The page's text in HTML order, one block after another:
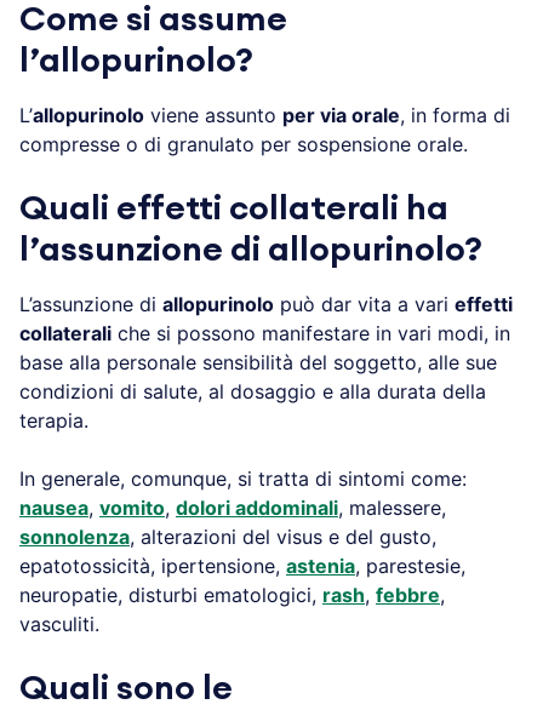
Come si assume
l’allopurinolo?
L’allopurinolo viene assunto per via orale, in forma di
compresse o di granulato per sospensione orale.
Quali effetti collaterali ha
l’assunzione di allopurinolo?
L’assunzione di allopurinolo può dar vita a vari effetti
collaterali che si possono manifestare in vari modi, in
base alla personale sensibilità del soggetto, alle sue
condizioni di salute, al dosaggio e alla durata della
terapia.
In generale, comunque, si tratta di sintomi come:
nausea, vomito, dolori addominali, malessere,
sonnolenza, alterazioni del visus e del gusto,
epatotossicità, ipertensione, astenia, parestesie,
neuropatie, disturbi ematologici, rash, febbre,
vasculiti.
Quali sono le